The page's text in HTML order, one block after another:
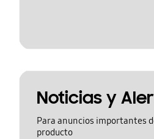
Noticias y
Para anuncios importantes
producto